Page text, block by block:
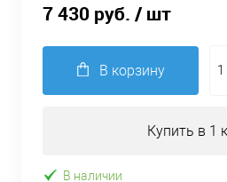
7 430 руб. / шт
В корзину
Купить в 1
В наличии